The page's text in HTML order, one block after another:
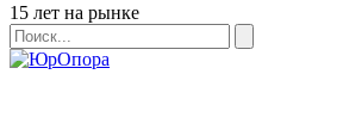
Бейдж
15 лет на рынке
Поиск
Поиск